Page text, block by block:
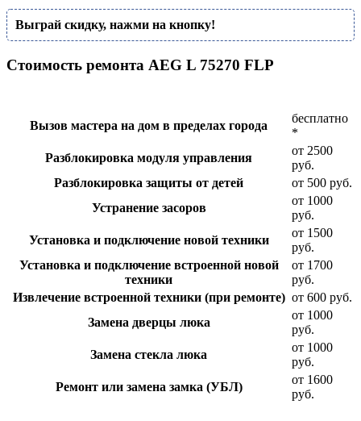
Выграй скидку, нажми на кнопку!
Стоимость ремонта AEG L 75270 FLP
Вызов мастера на дом в пределах города
бесплатно
*
Разблокировка модуля управления
от 2500
руб.
Разблокировка защиты от детей
от 500 руб.
Устранение засоров
от 1000
руб.
Установка и подключение новой техники
от 1500
руб.
Установка и подключение встроенной новой
техники
от 1700
руб.
Извлечение встроенной техники (при ремонте) от 600 руб.
Замена дверцы люка
от 1000
руб.
Замена стекла люка
от 1000
руб.
Ремонт или замена замка (УБЛ)
от 1600
руб.